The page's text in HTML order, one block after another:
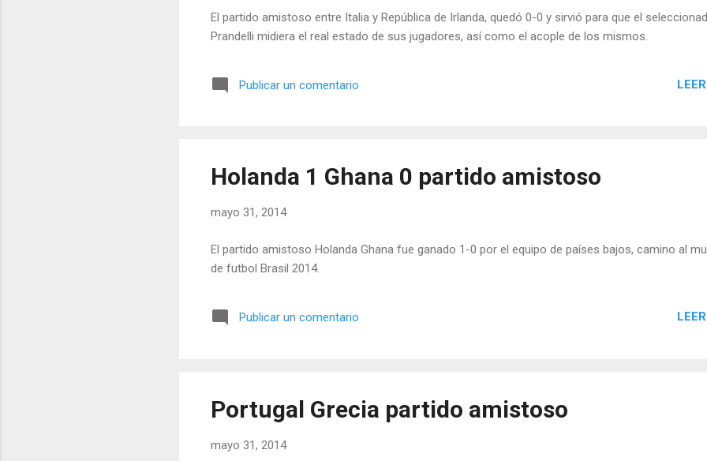
El partido amistoso entre Italia y República de Irlanda, quedó 0-0 y sirvió para que el
Prandelli midiera el real estado de sus jugadores, así como el acople de los mismos.
Publicar un comentario
Holanda 1 Ghana 0 partido amistoso
mayo 31, 2014
El partido amistoso Holanda Ghana fue ganado 1-0 por el equipo de países bajos, camino al
de futbol Brasil 2014.
Publicar un comentario
Portugal Grecia partido amistoso
mayo 31, 2014